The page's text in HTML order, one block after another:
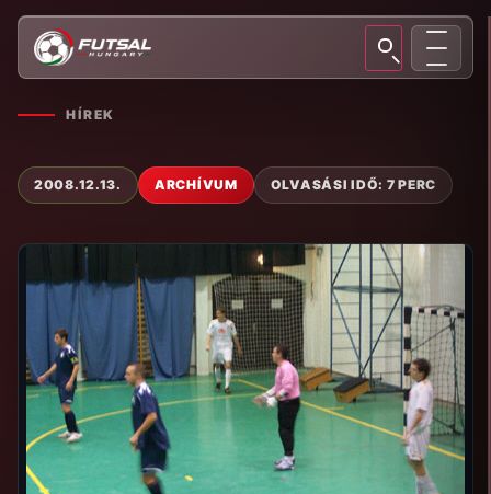
HÍREK
2008.12.13. ARCHÍVUM OLVASÁSI IDŐ: 7 PERC